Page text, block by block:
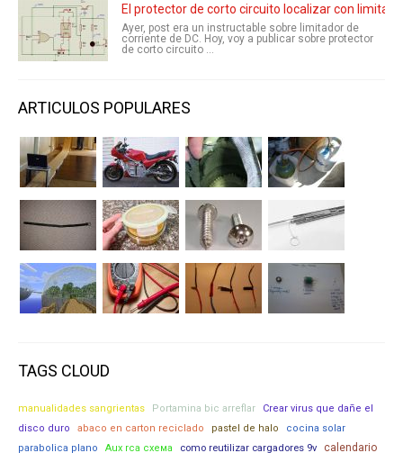
El protector de corto circuito localizar con
Ayer, post era un instructable sobre limitador de
corriente de DC. Hoy, voy a publicar sobre protector
de corto circuito ...
ARTICULOS POPULARES
TAGS CLOUD
manualidades sangrientas Portamina bic arreflar
Crear virus que dañe el
disco duro
abaco en carton reciclado pastel de halo
cocina solar
parabolica plano
Aux rca схема como reutilizar cargadores 9v calendario